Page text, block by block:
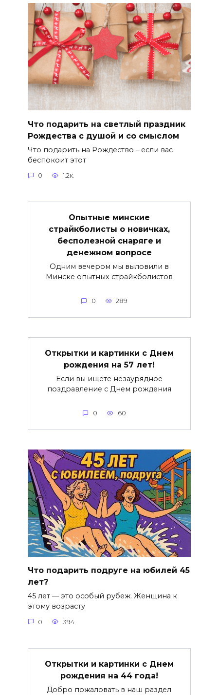
Что подарить на светлый праздник
Рождества с душой и со смыслом
Что подарить на Рождество – если вас
беспокоит этот
0 1.2к.
Опытные минские
страйкболисты о новичках,
бесполезной снаряге и
денежном вопросе
Одним вечером мы выловили в
Минске опытных страйкболистов
0 289
Открытки и картинки с Днем
рождения на 57 лет!
Если вы ищете незаурядное
поздравление с Днем рождения
0 60
Что подарить подруге на юбилей 45
лет?
45 лет — это особый рубеж. Женщина к
этому возрасту
0 394
Открытки и картинки с Днем
рождения на 44 года!
Добро пожаловать в наш раздел